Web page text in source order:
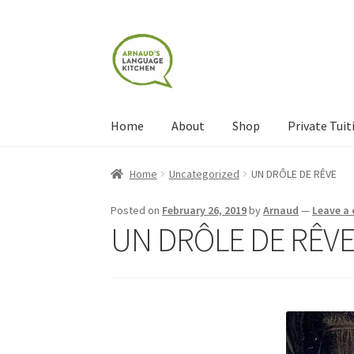
Skip
to
navigation
Skip
to
content
Home About Shop Private
Home About Blog Cart Checkout Contact
ShopTerms and Conditions Categories
Home Uncategorized UN DRÔLE DE RÊVE
Posted on February 26, 2019byArnaud — Leave
UN DRÔLE DE RÊVE